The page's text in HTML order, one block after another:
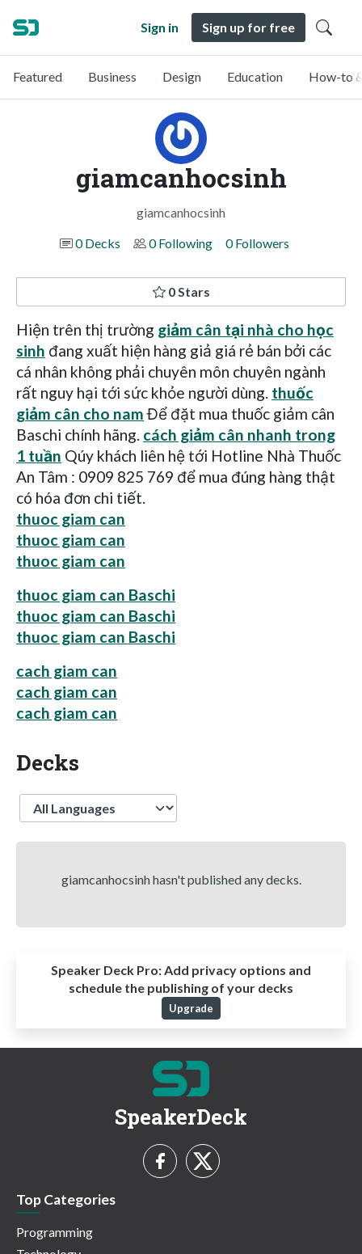
Sign in Sign up for free
Featured Business Design Education How-to
giamcanhocsinh
giamcanhocsinh
0 Decks
0 Following 0 Followers
0 Stars
Hiện trên thị trường giảm cân tại nhà cho học
sinh đang xuất hiện hàng giả giá rẻ bán bởi các
cá nhân không phải chuyên môn chuyên ngành
rất nguy hại tới sức khỏe người dùng. thuốc
giảm cân cho namĐể đặt mua thuốc giảm cân
Baschi chính hãng. cách giảm cân nhanh trong
1 tuần Qúy khách liên hệ tới Hotline Nhà Thuốc
An Tâm : 0909 825 769 để mua đúng hàng thật
có hóa đơn chi tiết.​
thuoc giam can
thuoc giam can
thuoc giam can
thuoc giam can Baschi
thuoc giam can Baschi
thuoc giam can Baschi
cach giam can
cach giam can
cach giam can
Decks
Language
giamcanhocsinh hasn't published any decks.
Speaker Deck Pro:Add privacy options and
schedule the publishing of your decks
Upgrade
SpeakerDeck
Top Categories
Programming